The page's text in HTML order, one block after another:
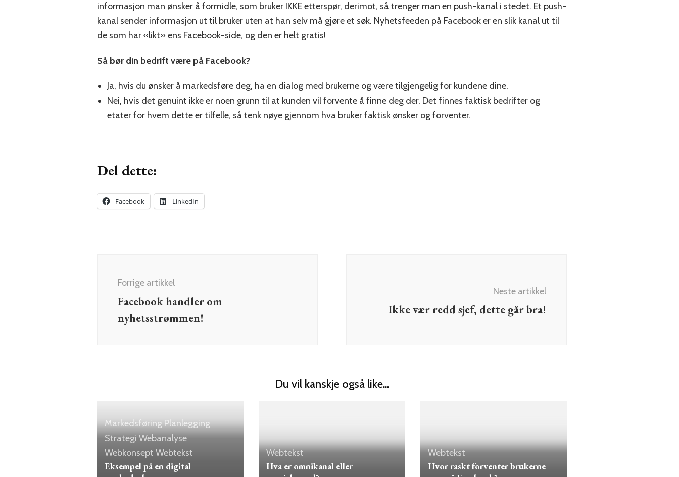
informasjon man ønsker å formidle, som bruker IKKE etterspør, derimot, så trenger man en push-kanal i stedet. Et push-
kanal sender informasjon ut til bruker uten at han selv må gjøre et søk. Nyhetsfeeden på Facebook er en slik kanal ut til
de som har «likt» ens Facebook-side, og den er helt gratis!
Så bør din bedrift være på Facebook?
Ja, hvis du ønsker å markedsføre deg, ha en dialog med brukerne og være tilgjengelig for kundene dine.
Nei, hvis det genuint ikke er noen grunn til at kunden vil forvente å finne deg der. Det finnes faktisk bedrifter og
etater for hvem dette er tilfelle, så tenk nøye gjennom hva bruker faktisk ønsker og forventer.
Del dette:
Facebook LinkedIn
Forrige artikkel
Facebook handler om
nyhetsstrømmen!
Neste artikkel
Ikke vær redd sjef, dette går bra!
Du vil kanskje også like...
MarkedsføringPlanlegging
Strategi Webanalyse
Webkonsept Webtekst
Eksempel på en digital
Webtekst
Hva er omnikanal eller
Webtekst
Hvor raskt forventer brukerne